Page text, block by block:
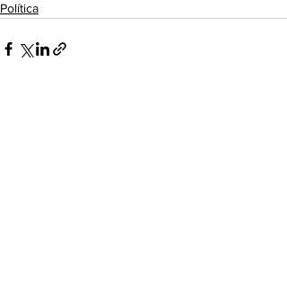
Política